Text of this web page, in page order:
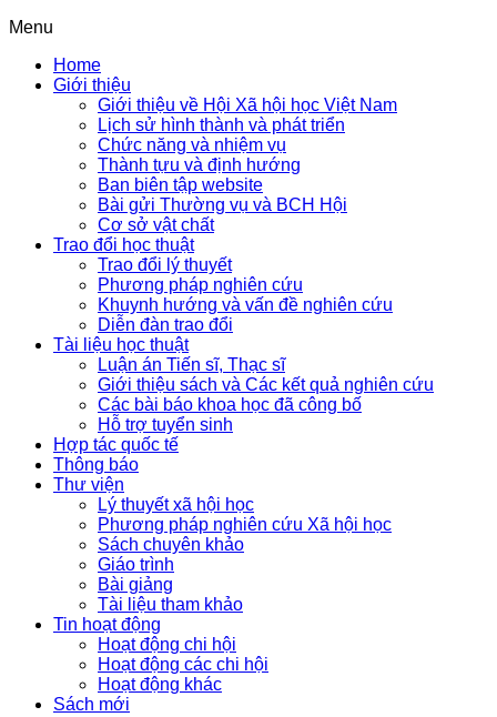
Menu
Home
Giới thiệu
Giới thiệu về Hội Xã hội học Việt Nam
Lịch sử hình thành và phát triển
Chức năng và nhiệm vụ
Thành tựu và định hướng
Ban biên tập website
Bài gửi Thường vụ và BCH Hội
Cơ sở vật chất
Trao đổi học thuật
Trao đổi lý thuyết
Phương pháp nghiên cứu
Khuynh hướng và vấn đề nghiên cứu
Diễn đàn trao đổi
Tài liệu học thuật
Luận án Tiến sĩ, Thạc sĩ
Giới thiệu sách và Các kết quả nghiên cứu
Các bài báo khoa học đã công bố
Hỗ trợ tuyển sinh
Hợp tác quốc tế
Thông báo
Thư viện
Lý thuyết xã hội học
Phương pháp nghiên cứu Xã hội học
Sách chuyên khảo
Giáo trình
Bài giảng
Tài liệu tham khảo
Tin hoạt động
Hoạt động chi hội
Hoạt động các chi hội
Hoạt động khác
Sách mới